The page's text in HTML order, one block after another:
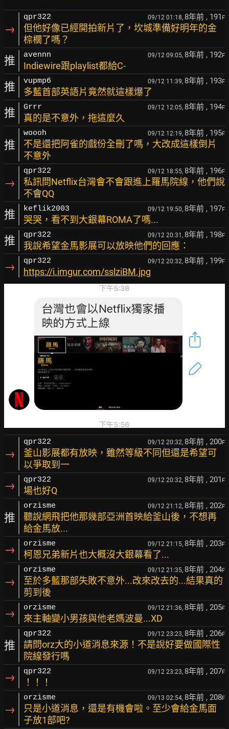
→
qpr322 09/12 01:18, 8年前 , 191 F
但他好像已經開拍新片了，坎城準備好明年的金
棕櫚了嗎？
推 avennn 09/12 09:05, 8年前 , 192F
Indiewire跟playlist都給C-
推 vupmp6 09/12 11:39, 8年前 , 193F
多藍首部英語片竟然就這樣爆了
推 Grrr 09/12 12:05, 8年前 , 194F
真的是不意外，拖這麼久
推
woooh 09/12 12:19, 8年前 , 195F
不是還把阿雀的戲份全刪了嗎，大改成這樣倒片
不意外
→
qpr322 09/12 18:55, 8年前 , 196F
私訊問Netflix台灣會不會跟進上羅馬院線，他們說
不會QQ
推 keflik2003 09/12 19:50, 8年前 , 197F
哭哭，看不到大銀幕ROMA了嗎...
推 qpr322 09/12 20:31, 8年前 , 198F
我說希望金馬影展可以放映他們的回應：
→ qpr322 09/12 20:32, 8年前 , 199F
https://i.imgur.com/sslziBM.jpg
→
qpr322 09/12 20:32, 8年前 , 200F
釜山影展都有放映，雖然等級不同但還是希望可
以爭取到一
→ qpr322 09/12 20:32, 8年前 , 201 F
場也好Q
推
orzisme 09/12 21:12, 8年前 , 202F
聽說網飛把他那幾部亞洲首映給釜山後，不想再
給金馬放...
→ orzisme 09/12 21:15, 8年前 , 203F
柯恩兄弟新片也大概沒大銀幕看了...
→
orzisme 09/12 21:35, 8年前 , 204F
至於多藍那部失敗不意外...改來改去的...結果真的
剪到後
→ orzisme 09/12 21:36, 8年前 , 205F
來主軸變小男孩與他老媽波曼...XD
推
qpr322 09/12 23:23, 8年前 , 206F
請問orz大的小道消息來源！不是說好要做國際性
院線發行嗎
→ qpr322 09/12 23:23, 8年前 , 207F
！！！
→
orzisme 09/13 02:54, 8年前 , 208F
只是小道消息，還是有機會啦。至少會給金馬面
子放1部吧?